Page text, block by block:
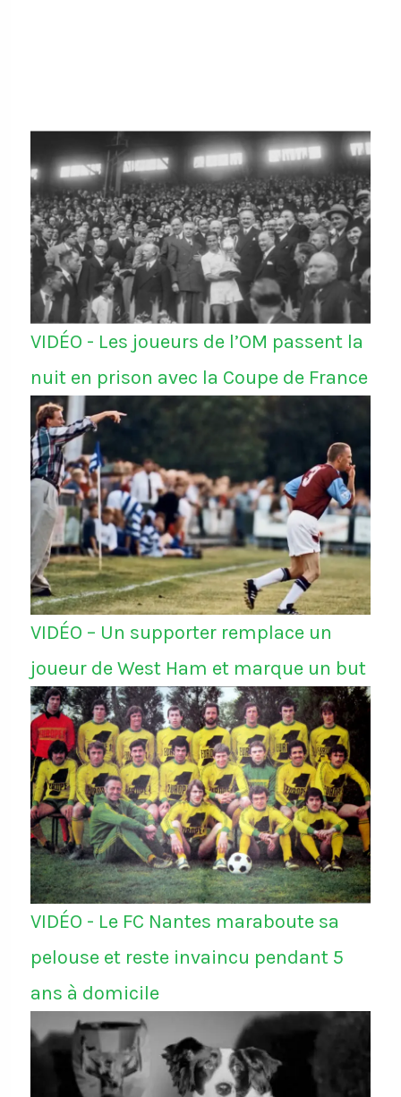
VIDÉO - Les joueurs de l’OM passent la
nuit en prison avec la Coupe de France
VIDÉO – Un supporter remplace un
joueur de West Ham et marque un but
VIDÉO - Le FC Nantes maraboute sa
pelouse et reste invaincu pendant 5
ans à domicile